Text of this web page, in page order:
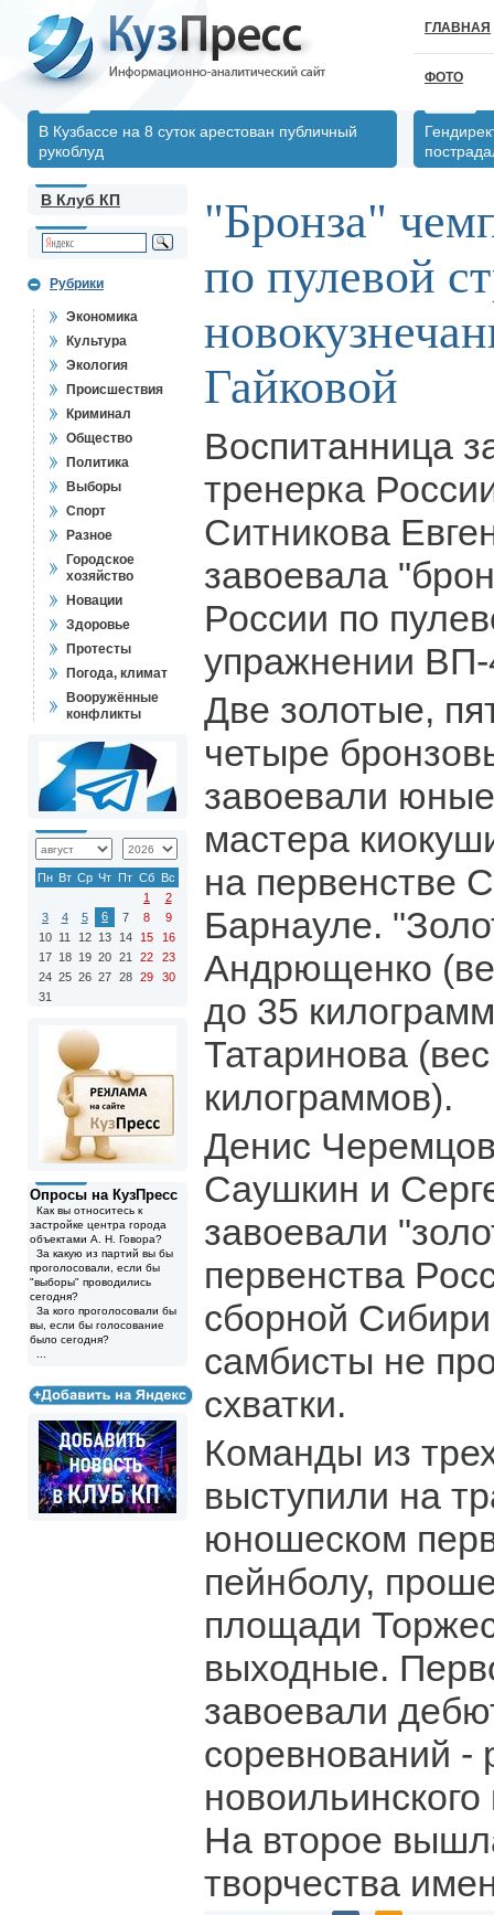
ГЛАВНАЯ
ФОТО
В Кузбассе на 8 суток арестован публичный
рукоблуд
В Клуб КП
Рубрики
Экономика
Культура
Экология
Происшествия
Криминал
Общество
Политика
Выборы
Спорт
Разное
Городское
хозяйство
Новации
Здоровье
Протесты
Погода, климат
Вооружённые
конфликты
Пн Вт Ср Чт Пт Сб Вс
1
2
3
4 5 6 7 8
9
10 11 12 13 14 15
16
17 18 19 20 21 22
23
24 25 26 27 28 29
30
31
Опросы на КузПресс
Как вы относитесь к
застройке центра города
объектами А. Н. Говора?
За какую из партий вы бы
проголосовали, если бы
"выборы" проводились
сегодня?
За кого проголосовали бы
вы, если бы голосование
было сегодня?
"Бронза"
по пулевой
Гайковой
Воспитанница
тренерка
Ситникова
завоевала
России по
упражнении
Две золотые,
четыре
завоевали
мастера
на первенстве
Барнауле.
Андрющенко
до 35
Татаринова
килограммов).
Денис
Саушкин и
завоевали
первенства
сборной
самбисты не
схватки.
Команды из
выступили на
юношеском
пейнболу,
площади
выходные.
завоевали
соревнований -
На второе
творчества